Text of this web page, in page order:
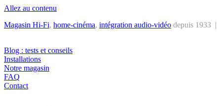
Allez au contenu
Magasin Hi-Fi, home-cinéma, intégration audio-vidéo depuis 1933 |
Blog : tests et conseils
Installations
Notre magasin
FAQ
Contact